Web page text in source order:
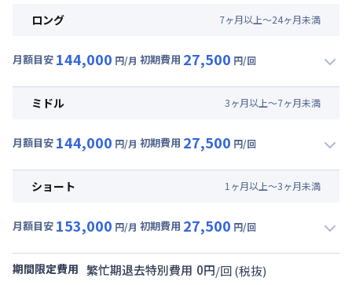
ロング 7ヶ月以上～24ヶ月未満
月額目安 144,000 円/月 初期費用 27,500 円/回
月額賃料目安(30日利用)
光熱費他 : 30,000円/月 (1,000円/日) (税抜)
その他費用 :
ミドル 3ヶ月以上～7ヶ月未満
月額目安 144,000 円/月 初期費用 27,500 円/回
月額賃料目安(30日利用)
光熱費他 : 30,000円/月 (1,000円/日) (税抜)
その他費用 :
ショート 1 ヶ月以上～3ヶ月未満
月額目安 153,000 円/月 初期費用 27,500 円/回
月額賃料目安(30日利用)
期間限定費用 繁忙期退去特別費用 0円/回(税抜)